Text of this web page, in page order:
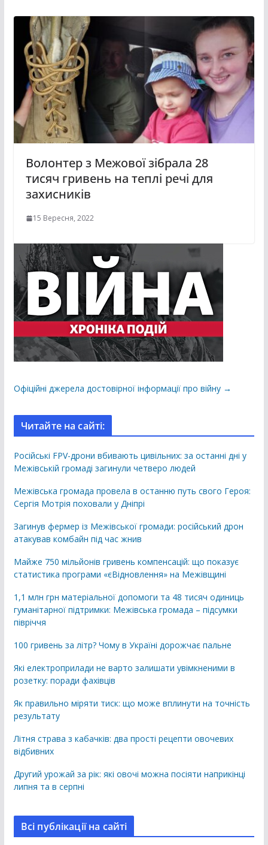
Волонтер з Межової зібрала 28
тисяч гривень на теплі речі для
захисників
15 Вересня, 2022
Офіційні джерела достовірної інформації про війну →
Читайте на сайті:
Російські FPV-дрони вбивають цивільних: за останні дні у
Межівській громаді загинули четверо людей
Межівська громада провела в останню путь свого Героя:
Сергія Мотрія поховали у Дніпрі
Загинув фермер із Межівської громади: російський дрон
атакував комбайн під час жнив
Майже 750 мільйонів гривень компенсацій: що показує
статистика програми «єВідновлення» на Межівщині
1,1 млн грн матеріальної допомоги та 48 тисяч одиниць
гуманітарної підтримки: Межівська громада – підсумки
півріччя
100 гривень за літр? Чому в Україні дорожчає пальне
Які електроприлади не варто залишати увімкненими в
розетку: поради фахівців
Як правильно міряти тиск: що може вплинути на точність
результату
Літня страва з кабачків: два прості рецепти овочевих
відбивних
Другий урожай за рік: які овочі можна посіяти наприкінці
липня та в серпні
Всі публікації на сайті